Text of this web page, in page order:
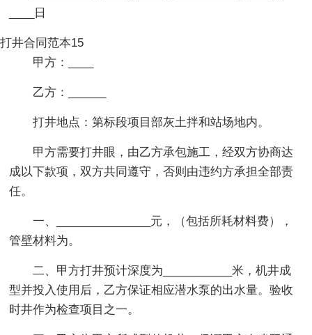
____日
打井合同范本15
甲方：____
乙方：______
打井地点：第标段项目部灰土拌和站场地内。
甲方需要打井眼，由乙方承包施工，经双方协商达
成以下款项，双方共同遵守，否则由违约方承担全部责
任。
一、_______________元，（包括所耗材料费），
管壁材料为。
二、甲方打井预计深度为___________米，机井成
型并投入使用后，乙方保证相应潜水泵的出水量。验收
时井作为检查项目之一。